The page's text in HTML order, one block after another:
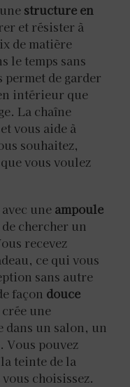
structure en
et résister à
de matière
le temps sans
de garder
intérieur que
La chaîne
vous aide à
souhaitez,
vous voulez
une ampoule
chercher un
recevez
ce qui vous
sans autre
façon douce
une
dans un salon, un
Vous pouvez
teinte de la
choisissez.